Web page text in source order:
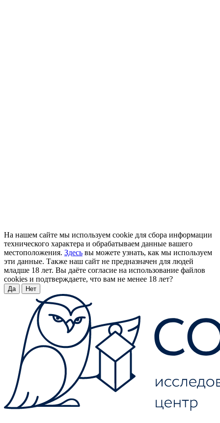
На нашем сайте мы используем cookie для сбора информации
технического характера и обрабатываем данные вашего
местоположения. Здесь вы можете узнать, как мы используем
эти данные. Также наш сайт не предназначен для людей
младше 18 лет. Вы даёте согласие на использование файлов
cookies и подтверждаете, что вам не менее 18 лет?
Да Нет